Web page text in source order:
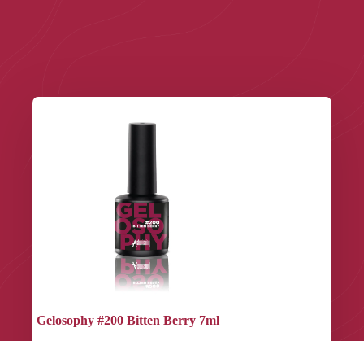
Gelosophy #200 Bitten Berry 7ml